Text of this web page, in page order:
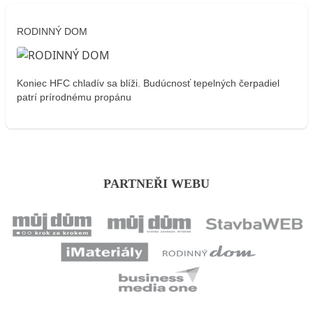
RODINNÝ DOM
Koniec HFC chladív sa blíži. Budúcnosť tepelných čerpadiel
patrí prírodnému propánu
PARTNEŘI WEBU